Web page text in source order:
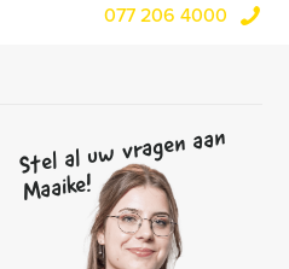
077 206 4000
Stel al uw vragen aan
Maaike!